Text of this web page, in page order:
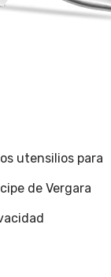
utensilios para
de Vergara